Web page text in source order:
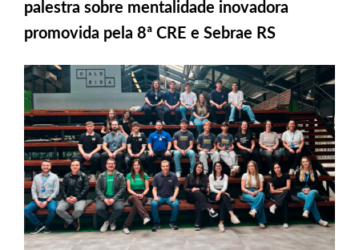
palestra sobre mentalidade inovadora
promovida pela 8ª CRE e Sebrae RS